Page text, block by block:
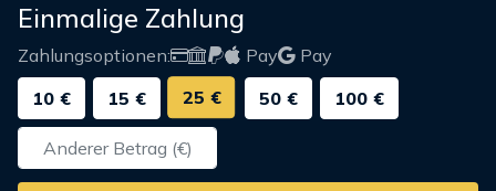
Einmalige Zahlung
Zahlungsoptionen: Pay
Pay
10 €
15 € 25 € 50 € 100 €